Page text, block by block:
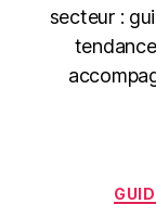
secteur :